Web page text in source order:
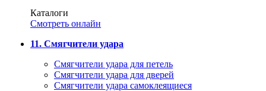
Каталоги
Смотреть онлайн
11. Смягчители удара
Смягчители удара для петель
Смягчители удара для дверей
Cмягчители удара самоклеящиеся